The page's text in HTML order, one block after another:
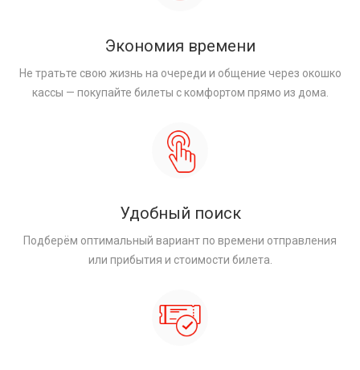
Экономия времени
Не тратьте свою жизнь на очереди и общение через окошко
кассы — покупайте билеты с комфортом прямо из дома.
Удобный поиск
Подберём оптимальный вариант по времени отправления
или прибытия и стоимости билета.